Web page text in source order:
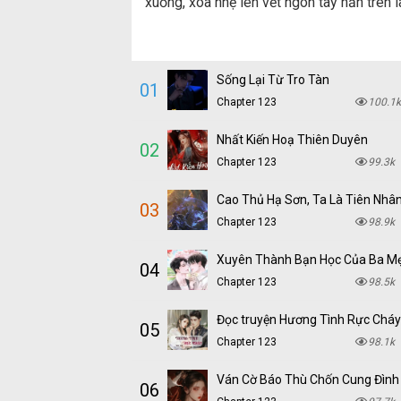
01 Sống Lại Từ Tro Tàn
Chapter 123 100.1k
02 Nhất Kiến Hoạ Thiên Duyên
Chapter 123 99.3k
03 Cao Thủ Hạ Sơn, Ta Là Tiên Nhân
Chapter 123 98.9k
04 Xuyên Thành Bạn Học Của Ba
Chapter 123 98.5k
05
Chapter 123 98.1k
06 Ván Cờ Báo Thù Chốn Cung Đình